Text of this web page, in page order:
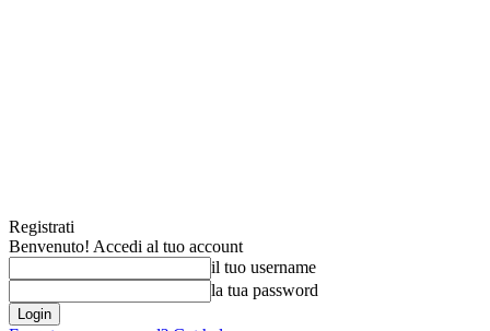
Registrati
Benvenuto! Accedi al tuo account
il tuo username
la tua password